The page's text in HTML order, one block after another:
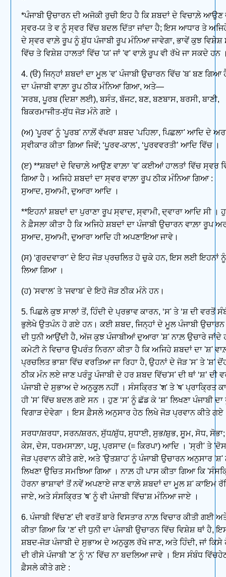
*ਪੰਜਾਬੀ ਉਚਾਰਨ ਦੀ ਅਜੋਕੀ ਰੁਚੀ ਇਹ ਹੈ ਕਿ ਸ਼ਬਦਾਂ ਦੇ ਵਿਚਾਲ਼ੇ
ਸ੍ਵਰ-ਯ ਤੇ ਵ ਨੂੰ ਸ੍ਵਰ ਵਿੱਚ ਬਦਲ ਦਿੱਤਾ ਜਾਂਦਾ ਹੈ; ਇਸ ਆਧਾਰ ਤੇ
ਦੇ ਸ੍ਵਰ ਵਾਲ਼ੇ ਰੂਪ ਨੂੰ ਸ਼ੁੱਧ ਪੰਜਾਬੀ ਰੂਪ ਮੰਨਿਆ ਜਾਵੇਗਾ, ਭਾਵੇਂ ਕੁਝ ਵਿਸ਼ੇਸ਼
ਵਿੱਚ ਤੇ ਵਿਸ਼ੇਸ਼ ਹਾਲਤਾਂ ਵਿੱਚ 'ਯ' ਜਾਂ 'ਵ' ਵਾਲ਼ੇ ਰੂਪ ਵੀ ਰੱਖੇ ਜਾ ਸਕਦੇ ਹਨ
4. (ੳ) ਜਿਨ੍ਹਾਂ ਸ਼ਬਦਾਂ ਦਾ ਮੂਲ 'ਵ' ਪੰਜਾਬੀ ਉਚਾਰਨ ਵਿੱਚ 'ਬ' ਬਣ ਗਿਆ
ਦਾ ਪੰਜਾਬੀ ਵਾਲ਼ਾ ਰੂਪ ਠੀਕ ਮੰਨਿਆ ਗਿਆ, ਅਤੇ—
'ਸਰਬ, ਪੂਰਬ (ਦਿਸ਼ਾ ਲਈ), ਬਸੰਤ, ਬੱਜਟ, ਬਣ, ਬਣਬਾਸ, ਬਰਸੀ, ਬਾਣੀ,
ਬਿਕਰਮਾਜੀਤ-ਸੁੱਧ ਜੋੜ ਮੰਨੇ ਗਏ ।
(ਅ) 'ਪੂਰਵ' ਨੂੰ 'ਪੂਰਬ' ਨਾਲ਼ੋਂ ਵੱਖਰਾ ਸ਼ਬਦ 'ਪਹਿਲਾ, ਪਿਛਲਾ' ਆਦਿ ਦੇ
ਸ੍ਵੀਕਾਰ ਕੀਤਾ ਗਿਆ ਜਿਵੇਂ; ‘ਪੂਰਵ-ਕਾਲ’, ‘ਪੂਰਵਵਰਤੀ’ ਆਦਿ ਵਿੱਚ ।
(ੲ) **ਸ਼ਬਦਾਂ ਦੇ ਵਿਚਾਲ਼ੇ ਆਉਣ ਵਾਲ਼ਾ 'ਵ' ਕਈਆਂ ਹਾਲਤਾਂ ਵਿੱਚ ਸ੍ਵਰ
ਗਿਆ ਹੈ। ਅਜਿਹੇ ਸ਼ਬਦਾਂ ਦਾ ਸ੍ਵਰ ਵਾਲ਼ਾ ਰੂਪ ਠੀਕ ਮੰਨਿਆ ਗਿਆ :
ਸੁਆਦ, ਸੁਆਮੀ, ਦੁਆਰਾ ਆਦਿ ।
**ਇਹਨਾਂ ਸ਼ਬਦਾਂ ਦਾ ਪੁਰਾਣਾ ਰੂਪ ਸ੍ਵਾਦ, ਸ੍ਵਾਮੀ, ਦ੍ਵਾਰਾ ਆਦਿ ਸੀ ।
ਨੇ ਫ਼ੈਸਲਾ ਕੀਤਾ ਹੈ ਕਿ ਅਜਿਹੇ ਸ਼ਬਦਾਂ ਦਾ ਪੰਜਾਬੀ ਉਚਾਰਨ ਵਾਲ਼ਾ ਰੂਪ
ਸੁਆਦ, ਸੁਆਮੀ, ਦੁਆਰਾ ਆਦਿ ਹੀ ਅਪਣਾਇਆ ਜਾਵੇ।
(ਸ) ‘ਗੁਰਦਵਾਰਾ' ਦੇ ਇਹ ਜੋੜ ਪ੍ਰਚਲਿਤ ਹੋ ਚੁਕੇ ਹਨ, ਇਸ ਲਈ ਇਹਨਾਂ
ਲਿਆ ਗਿਆ ।
(ਹ) 'ਸਵਾਲ' ਤੇ 'ਜਵਾਬ' ਦੇ ਇਹੋ ਜੋੜ ਠੀਕ ਮੰਨੇ ਹਨ।
5. ਪਿਛਲੇ ਕੁਝ ਸਾਲਾਂ ਤੋਂ, ਹਿੰਦੀ ਦੇ ਪ੍ਰਭਾਵ ਕਾਰਨ, ‘ਸ' ਤੇ ‘ਸ਼ ਦੀ ਵਰਤੋਂ
ਭੁਲੇਖੇ ਉਤਪੰਨ ਹੋ ਗਏ ਹਨ। ਕਈ ਸ਼ਬਦ, ਜਿਨ੍ਹਾਂ ਦੇ ਮੂਲ ਪੰਜਾਬੀ ਉਚਾਰਨ
ਦੀ ਧੁਨੀ ਆਉਂਦੀ ਹੈ, ਅੱਜ ਕੁਝ ਪੰਜਾਬੀਆਂ ਦੁਆਰਾ 'ਸ਼' ਨਾਲ਼ ਉਚਾਰੇ ਜਾਂਦੇ
ਕਮੇਟੀ ਨੇ ਵਿਚਾਰ ਉਪਰੰਤ ਨਿਰਨਾ ਕੀਤਾ ਹੈ ਕਿ ਅਜਿਹੇ ਸ਼ਬਦਾਂ ਦਾ 'ਸ਼'
ਪ੍ਰਚਲਿਤ ਭਾਸ਼ਾ ਵਿੱਚ ਵਰਤਿਆ ਜਾ ਰਿਹਾ ਹੈ, ਉਹਨਾਂ ਦੇ ਜੋੜ 'ਸ' ਤੇ 'ਸ਼'
ਠੀਕ ਮੰਨ ਲਏ ਜਾਣ ਪਰੰਤੂ ਪੰਜਾਬੀ ਦੇ ਹਰ ਸ਼ਬਦ ਵਿੱਚ'ਸ' ਦੀ ਥਾਂ ‘ਸ਼’ ਦੀ
ਪੰਜਾਬੀ ਦੇ ਸੁਭਾਅ ਦੇ ਅਨੁਕੂਲ ਨਹੀਂ । ਸੰਸਕ੍ਰਿਤ 'श' ਤੇ 'ष' ਪ੍ਰਾਕ੍ਰਿਤ
ਹੀ 'ਸ' ਵਿੱਚ ਬਦਲ ਗਏ ਸਨ । ਹੁਣ ‘ਸ' ਨੂੰ ਛੱਡ ਕੇ ‘ਸ਼’ ਲਿਖਣਾ ਪੰਜਾਬੀ ਦਾ
ਵਿਗਾੜ ਦੇਵੇਗਾ । ਇਸ ਫ਼ੈਸਲੇ ਅਨੁਸਾਰ ਹੇਠ ਲਿਖੇ ਜੋੜ ਪ੍ਰਵਾਨ ਕੀਤੇ ਗਏ
ਸਰਧਾ/ਸ਼ਰਧਾ, ਸਰਨ/ਸ਼ਰਨ, ਸੁੱਧ/ਸ਼ੁੱਧ, ਸੁਧਾਈ, ਸੁਭ/ਸ਼ੁਭ, ਸੂਮ, ਸੋਧ, ਸੋਭਾ;
ਕੇਸ, ਦੇਸ, ਧਰਮਸਾਲ਼ਾ, ਪਸੂ, ਪ੍ਰਸਾਦ (= ਕਿਰਪਾ) ਆਦਿ । 'ਸ੍ਰੀ' ਤੇ
ਜੋੜ ਪ੍ਰਵਾਨ ਕੀਤੇ ਗਏ, ਅਤੇ 'ਉਤਸ਼ਾਹ' ਨੂੰ ਪੰਜਾਬੀ ਉਚਾਰਨ ਅਨੁਸਾਰ 'ਸ਼'
ਲਿਖਣਾ ਉਚਿਤ ਸਮਝਿਆ ਗਿਆ । ਨਾਲ਼ ਹੀ ਪਾਸ ਕੀਤਾ ਗਿਆ ਕਿ
ਹੋਰਨਾ ਭਾਸ਼ਾਵਾਂ ਤੋਂ ਨਵੇਂ ਅਪਣਾਏ ਜਾਣ ਵਾਲ਼ੇ ਸ਼ਬਦਾਂ ਦਾ ਮੂਲ ਸ਼' ਕਾਇਮ
ਜਾਏ, ਅਤੇ ਸੰਸਕ੍ਰਿਤ 'ष' ਨੂੰ ਵੀ ਪੰਜਾਬੀ ਵਿੱਚ‘ਸ਼ ਮੰਨਿਆ ਜਾਏ ।
6. ਪੰਜਾਬੀ ਵਿੱਚ'ਣ' ਦੀ ਵਰਤੋਂ ਬਾਰੇ ਵਿਸਤਾਰ ਨਾਲ਼ ਵਿਚਾਰ ਕੀਤੀ ਗਈ
ਕੀਤਾ ਗਿਆ ਕਿ ‘ਣ' ਦੀ ਧੁਨੀ ਦਾ ਪੰਜਾਬੀ ਉਚਾਰਨ ਵਿੱਚ ਵਿਸ਼ੇਸ਼ ਥਾਂ ਹੈ,
ਸ਼ਬਦ-ਜੋੜ ਪੰਜਾਬੀ ਦੇ ਸੁਭਾਅ ਦੇ ਅਨੁਕੂਲ ਰੱਖੇ ਜਾਣ, ਅਤੇ ਹਿੰਦੀ, ਜਾਂ ਕਿਸੇ
ਦੀ ਰੀਸੇ ਪੰਜਾਬੀ 'ਣ' ਨੂੰ ‘ਨ' ਵਿੱਚ ਨਾ ਬਦਲਿਆ ਜਾਵੇ । ਇਸ ਸੰਬੰਧ
ਫ਼ੈਸਲੇ ਕੀਤੇ ਗਏ :